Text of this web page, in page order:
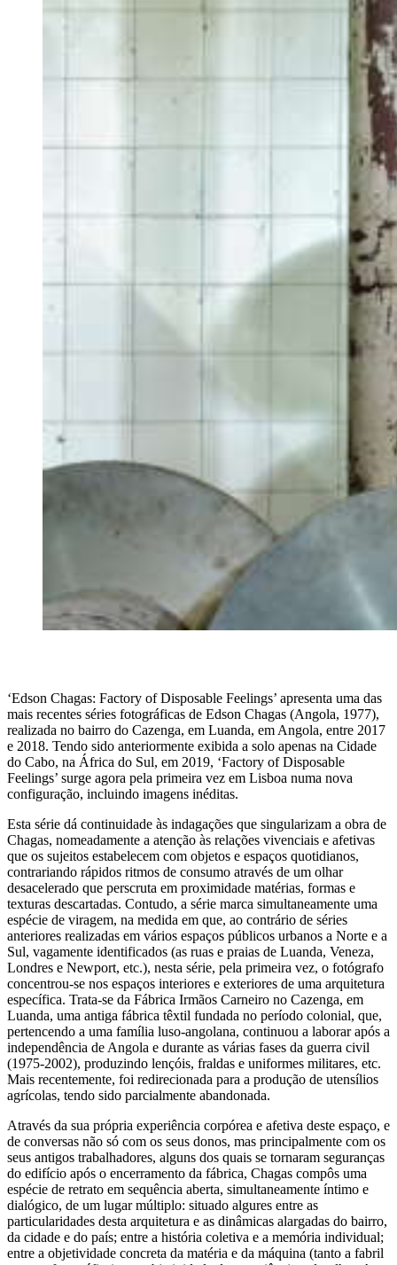
‘Edson Chagas: Factory of Disposable Feelings’ apresenta uma das
mais recentes séries fotográficas de Edson Chagas (Angola, 1977),
realizada no bairro do Cazenga, em Luanda, em Angola, entre 2017
e 2018. Tendo sido anteriormente exibida a solo apenas na Cidade
do Cabo, na África do Sul, em 2019, ‘Factory of Disposable
Feelings’ surge agora pela primeira vez em Lisboa numa nova
configuração, incluindo imagens inéditas.
Esta série dá continuidade às indagações que singularizam a obra de
Chagas, nomeadamente a atenção às relações vivenciais e afetivas
que os sujeitos estabelecem com objetos e espaços quotidianos,
contrariando rápidos ritmos de consumo através de um olhar
desacelerado que perscruta em proximidade matérias, formas e
texturas descartadas. Contudo, a série marca simultaneamente uma
espécie de viragem, na medida em que, ao contrário de séries
anteriores realizadas em vários espaços públicos urbanos a Norte e a
Sul, vagamente identificados (as ruas e praias de Luanda, Veneza,
Londres e Newport, etc.), nesta série, pela primeira vez, o fotógrafo
concentrou-se nos espaços interiores e exteriores de uma arquitetura
específica. Trata-se da Fábrica Irmãos Carneiro no Cazenga, em
Luanda, uma antiga fábrica têxtil fundada no período colonial, que,
pertencendo a uma família luso-angolana, continuou a laborar após a
independência de Angola e durante as várias fases da guerra civil
(1975-2002), produzindo lençóis, fraldas e uniformes militares, etc.
Mais recentemente, foi redirecionada para a produção de utensílios
agrícolas, tendo sido parcialmente abandonada.
Através da sua própria experiência corpórea e afetiva deste espaço, e
de conversas não só com os seus donos, mas principalmente com os
seus antigos trabalhadores, alguns dos quais se tornaram seguranças
do edifício após o encerramento da fábrica, Chagas compôs uma
espécie de retrato em sequência aberta, simultaneamente íntimo e
dialógico, de um lugar múltiplo: situado algures entre as
particularidades desta arquitetura e as dinâmicas alargadas do bairro,
da cidade e do país; entre a história coletiva e a memória individual;
entre a objetividade concreta da matéria e da máquina (tanto a fabril